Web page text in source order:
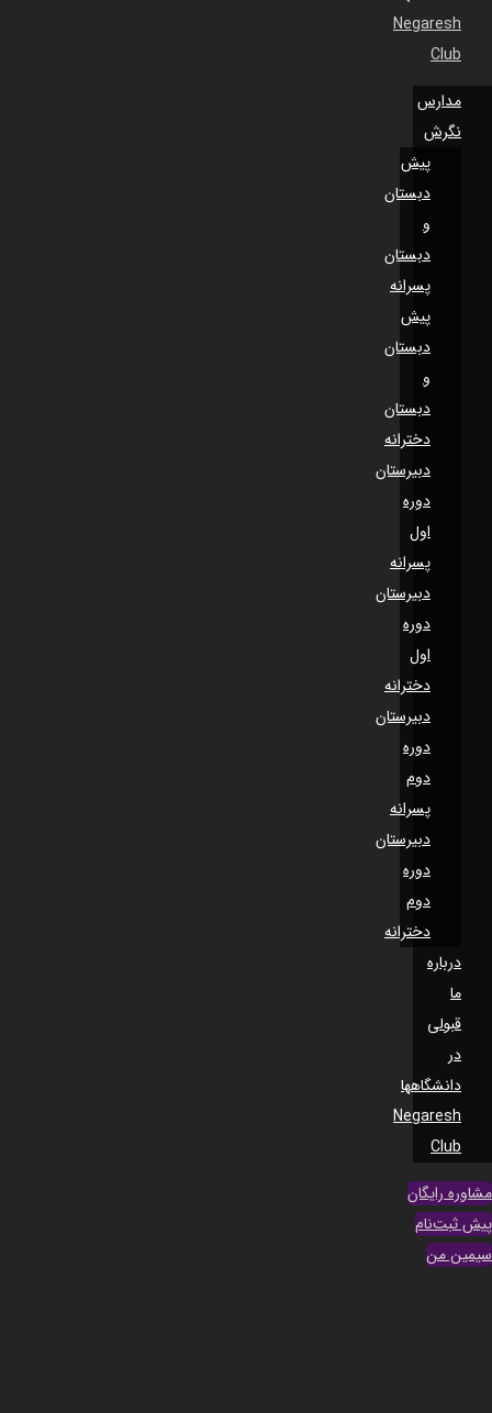
Negaresh
Club
مدارس
نگرش
پیش
دبستان
و
دبستان
پسرانه
پیش
دبستان
و
دبستان
دخترانه
دبیرستان
دوره
اول
پسرانه
دبیرستان
دوره
اول
دخترانه
دبیرستان
دوره
دوم
پسرانه
دبیرستان
دوره
دوم
دخترانه
درباره
ما
قبولی
در
دانشگاهها
Negaresh
Club
مشاوره رایگان
پیش ثبت‌نام
سیمین من